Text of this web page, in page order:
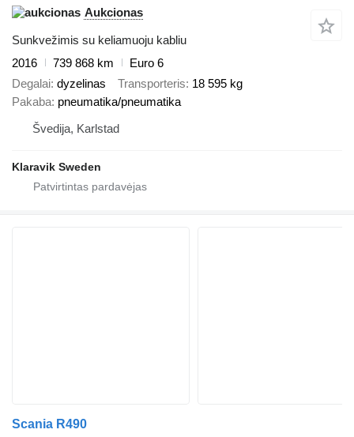
Aukcionas
Sunkvežimis su keliamuoju kabliu
2016
739 868 km
Euro 6
Degalai dyzelinas Transporteris 18 595 kg
Pakaba pneumatika/pneumatika
Švedija, Karlstad
Klaravik Sweden
Scania R490